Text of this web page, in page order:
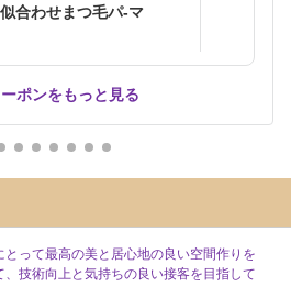
合わせまつ毛パ-マ
ポンをもっと見る
とって最高の美と居心地の良い空間作りを
、技術向上と気持ちの良い接客を目指して